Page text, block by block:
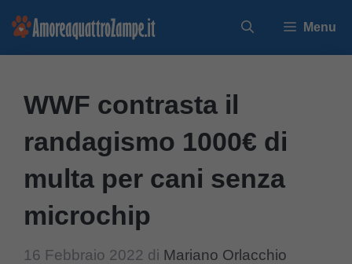
Vai
Menu
WWF contrasta il
randagismo 1000€ di
multa per cani senza
microchip
16 Febbraio 2022 di Mariano Orlacchio